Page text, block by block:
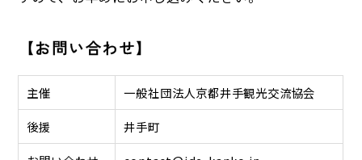
【お問い合わせ】
主催
一般社団法人京都井手観光交流協会
後援
井手町